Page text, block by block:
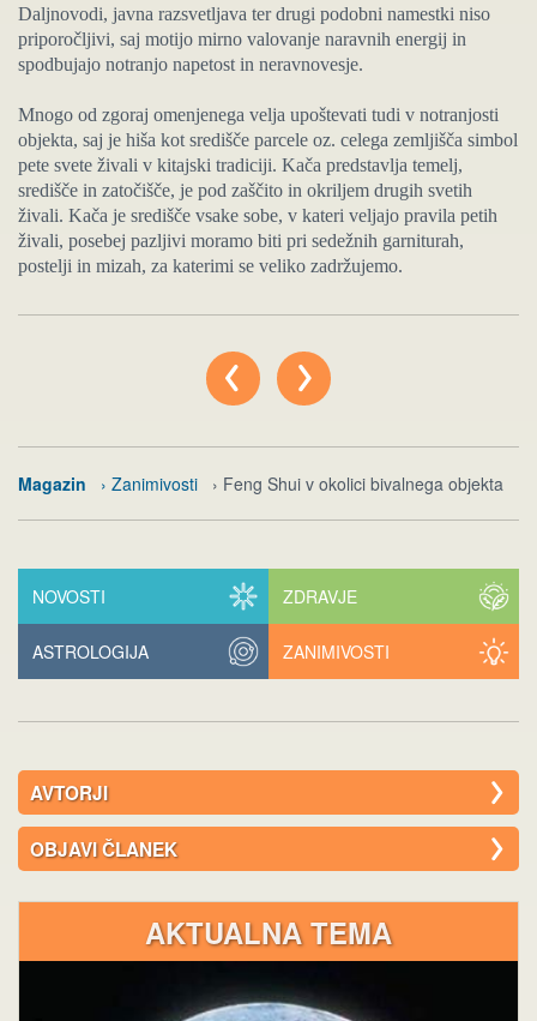
Daljnovodi, javna razsvetljava ter drugi podobni namestki niso
priporočljivi, saj motijo mirno valovanje naravnih energij in
spodbujajo notranjo napetost in neravnovesje.
Mnogo od zgoraj omenjenega velja upoštevati tudi v notranjosti
objekta, saj je hiša kot središče parcele oz. celega zemljišča simbol
pete svete živali v kitajski tradiciji. Kača predstavlja temelj,
središče in zatočišče, je pod zaščito in okriljem drugih svetih
živali. Kača je središče vsake sobe, v kateri veljajo pravila petih
živali, posebej pazljivi moramo biti pri sedežnih garniturah,
postelji in mizah, za katerimi se veliko zadržujemo.
Magazin › Zanimivosti › Feng Shui v okolici bivalnega objekta
NOVOSTI ZDRAVJE
ASTROLOGIJA ZANIMIVOSTI
AVTORJI
OBJAVI ČLANEK
AKTUALNA TEMA